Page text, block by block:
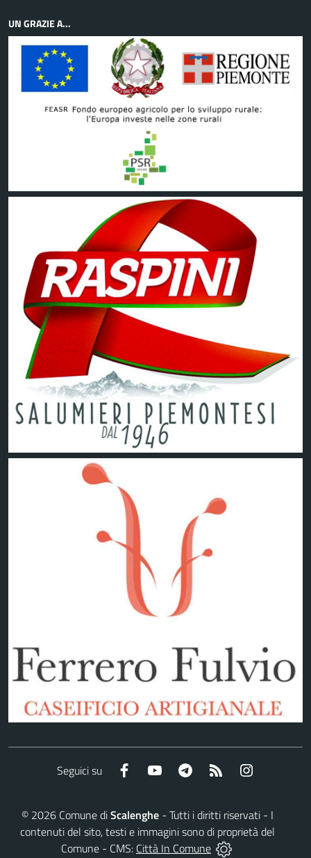
UN GRAZIE A...
Seguici su Facebook YouTube Telegram RSS
© 2026Comune diScalenghe- Tutti i diritti riservati - I
contenuti del sito, testi e immagini sono di proprietà del
Comune - CMS: Città In Comune